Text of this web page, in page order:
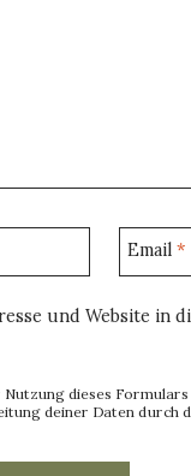
Email*
und Website in
dieses
deiner Daten durch